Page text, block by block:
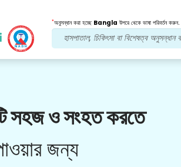
*অনুসন্ধান করা হচ্ছে Bangla উপরে থেকে ভাষা পরিবর্তন করুন.
সহজ ও সংহত করতে
জন্য
অনুসরণ যত্ন
করার জন্য আমাদের দলের সাথে 24x7
পান। আপনার চিকিৎসার